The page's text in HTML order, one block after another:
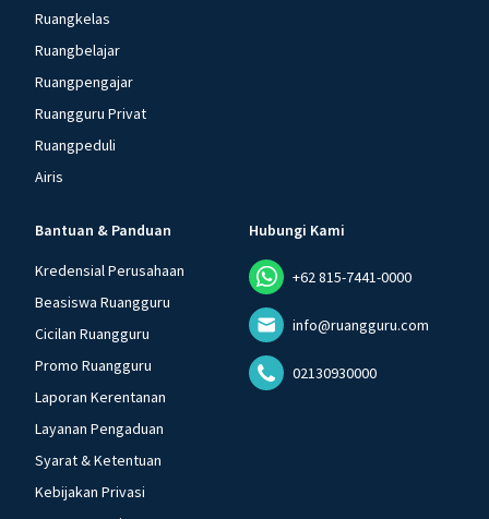
Ruangkelas
Ruangbelajar
Ruangpengajar
Ruangguru Privat
Ruangpeduli
Airis
Bantuan & Panduan
Kredensial Perusahaan
Beasiswa Ruangguru
Cicilan Ruangguru
Promo Ruangguru
Laporan Kerentanan
Layanan Pengaduan
Syarat & Ketentuan
Kebijakan Privasi
Hubungi Kami
+62 815-7441-0000
info@ruangguru.com
02130930000